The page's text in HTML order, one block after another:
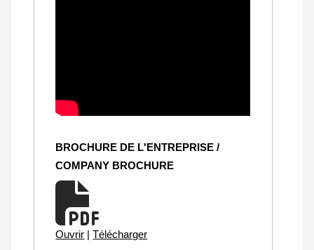
BROCHURE DE L'ENTREPRISE /
COMPANY BROCHURE
Ouvrir | Télécharger